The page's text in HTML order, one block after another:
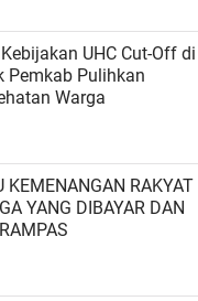
UHC Cut-Off di
Pemkab Pulihkan
Warga
RAKYAT ||
YANG DIBAYAR DAN